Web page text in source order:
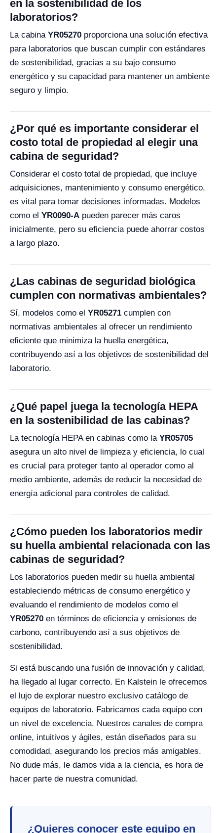
en la sostenibilidad de los
laboratorios?
La cabina YR05270 proporciona una solución efectiva
para laboratorios que buscan cumplir con estándares
de sostenibilidad, gracias a su bajo consumo
energético y su capacidad para mantener un ambiente
seguro y limpio.
¿Por qué es importante considerar el
costo total de propiedad al elegir una
cabina de seguridad?
Considerar el costo total de propiedad, que incluye
adquisiciones, mantenimiento y consumo energético,
es vital para tomar decisiones informadas. Modelos
como el YR0090-A pueden parecer más caros
inicialmente, pero su eficiencia puede ahorrar costos
a largo plazo.
¿Las cabinas de seguridad biológica
cumplen con normativas ambientales?
Sí, modelos como el YR05271 cumplen con
normativas ambientales al ofrecer un rendimiento
eficiente que minimiza la huella energética,
contribuyendo así a los objetivos de sostenibilidad del
laboratorio.
¿Qué papel juega la tecnología HEPA
en la sostenibilidad de las cabinas?
La tecnología HEPA en cabinas como la YR05705
asegura un alto nivel de limpieza y eficiencia, lo cual
es crucial para proteger tanto al operador como al
medio ambiente, además de reducir la necesidad de
energía adicional para controles de calidad.
¿Cómo pueden los laboratorios medir
su huella ambiental relacionada con las
cabinas de seguridad?
Los laboratorios pueden medir su huella ambiental
estableciendo métricas de consumo energético y
evaluando el rendimiento de modelos como el
YR05270 en términos de eficiencia y emisiones de
carbono, contribuyendo así a sus objetivos de
sostenibilidad.
Si está buscando una fusión de innovación y calidad,
ha llegado al lugar correcto. En Kalstein le ofrecemos
el lujo de explorar nuestro exclusivo catálogo de
equipos de laboratorio. Fabricamos cada equipo con
un nivel de excelencia. Nuestros canales de compra
online, intuitivos y ágiles, están diseñados para su
comodidad, asegurando los precios más amigables.
No dude más, le damos vida a la ciencia, es hora de
hacer parte de nuestra comunidad.
¿Quieres conocer este equipo en